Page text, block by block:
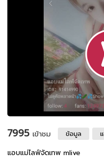
7995 เข้าชม ข้อมูล
แอบแม่ไลฟ์จัดเทพ mlive